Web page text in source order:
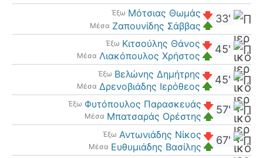
33'
Έξω Μότσιας Θωμάς
Μέσα Ζαπουνίδης Σάββας
45'
Έξω Κιτσούλης Θάνος
Μέσα Λιακόπουλος Χρήστος
45'
Έξω Βελώνης Δημήτρης
Μέσα Δρενοβιάδης Ιερόθεος
57'
Έξω Φυτόπουλος Παρασκευάς
Μέσα Μπατσαράς Ορέστης
67'
Έξω Αντωνιάδης Νίκος
Μέσα Ευθυμιάδης Βασίλης